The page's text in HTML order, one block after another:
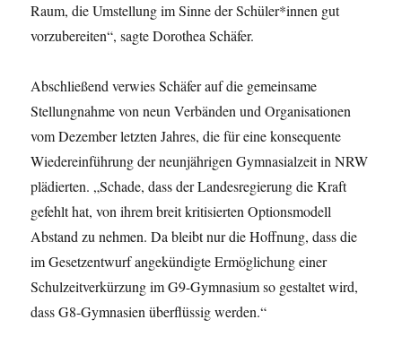
Raum, die Umstellung im Sinne der Schüler*innen gut
vorzubereiten“, sagte Dorothea Schäfer.
Abschließend verwies Schäfer auf die gemeinsame
Stellungnahme von neun Verbänden und Organisationen
vom Dezember letzten Jahres, die für eine konsequente
Wiedereinführung der neunjährigen Gymnasialzeit in NRW
plädierten. „Schade, dass der Landesregierung die Kraft
gefehlt hat, von ihrem breit kritisierten Optionsmodell
Abstand zu nehmen. Da bleibt nur die Hoffnung, dass die
im Gesetzentwurf angekündigte Ermöglichung einer
Schulzeitverkürzung im G9-Gymnasium so gestaltet wird,
dass G8-Gymnasien überflüssig werden.“